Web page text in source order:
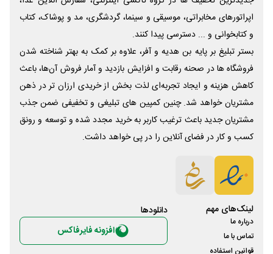
اپراتورهای مخابراتی، موسیقی و سینما، گردشگری، مد و پوشاک، کتاب
و کتابخوانی و ... دسترسی پیدا کنند.
بستر تبلیغ بر پایه بن هدیه و آفر، علاوه بر کمک به بهتر شناخته شدن
فروشگاه ها در صحنه رقابت و افزایش بازدید و آمار فروش آن‌ها، باعث
کاهش هزینه و ایجاد تجربه‌ای لذت بخش از خریدی ارزان تر در ذهن
مشتریان خواهد شد. چنین کمپین های تبلیغی و تخفیفی ضمن جذب
مشتریان جدید باعث ترغیب کاربر به خرید مجدد شده و توسعه و رونق
کسب و کار در فضای آنلاین را در پی خواهد داشت.
لینک‌های مهم
درباره ما
تماس با ما
قوانین استفاده
دانلود‌ها
افزونه فایرفاکس